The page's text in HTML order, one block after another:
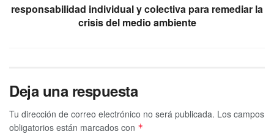
responsabilidad individual y colectiva para remediar la
crisis del medio ambiente
Deja una respuesta
Tu dirección de correo electrónico no será publicada. Los campos
obligatorios están marcados con *